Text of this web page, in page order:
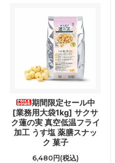
期間限定セール中
[業務用大袋1kg] サクサ
ク蓮の実 真空低温フライ
加工 うす塩 薬膳スナッ
ク 菓子
6,480円(税込)